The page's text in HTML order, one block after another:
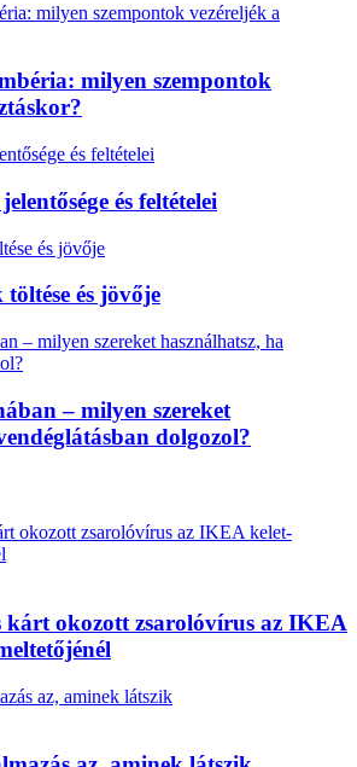
milyen szempontok
és feltételei
és jövője
– milyen szereket
dolgozol?
okozott zsarolóvírus az IKEA